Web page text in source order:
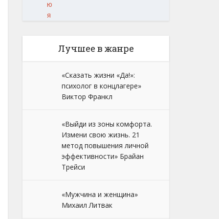
ю
я
Лучшее в жанре
«Сказать жизни «Да!»:
психолог в концлагере»
Виктор Франкл
«Выйди из зоны комфорта.
Измени свою жизнь. 21
метод повышения личной
эффективности» Брайан
Трейси
«Мужчина и женщина»
Михаил Литвак